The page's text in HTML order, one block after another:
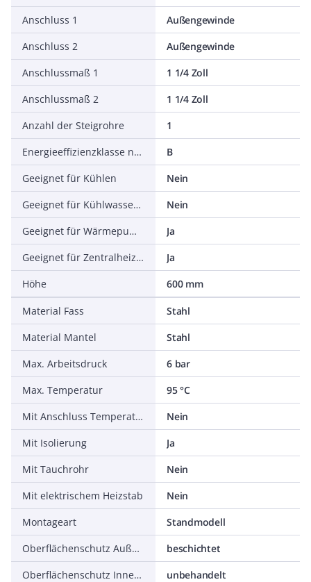
Anschluss 1
Außengewinde
Anschluss 2
Außengewinde
Anschlussmaß 1
1 1/4 Zoll
Anschlussmaß 2
1 1/4 Zoll
Anzahl der Steigrohre
1
Energieeffizienzklasse nach 812/2013/EU
B
Geeignet für Kühlen
Nein
Geeignet für Kühlwasserinstallation
Nein
Geeignet für Wärmepumpe
Ja
Geeignet für Zentralheizung
Ja
Höhe
600 mm
Material Fass
Stahl
Material Mantel
Stahl
Max. Arbeitsdruck
6 bar
Max. Temperatur
95 °C
Mit Anschluss Temperaturfühler
Nein
Mit Isolierung
Ja
Mit Tauchrohr
Nein
Mit elektrischem Heizstab
Nein
Montageart
Standmodell
Oberflächenschutz Außenseite
beschichtet
Oberflächenschutz Innenseite
unbehandelt